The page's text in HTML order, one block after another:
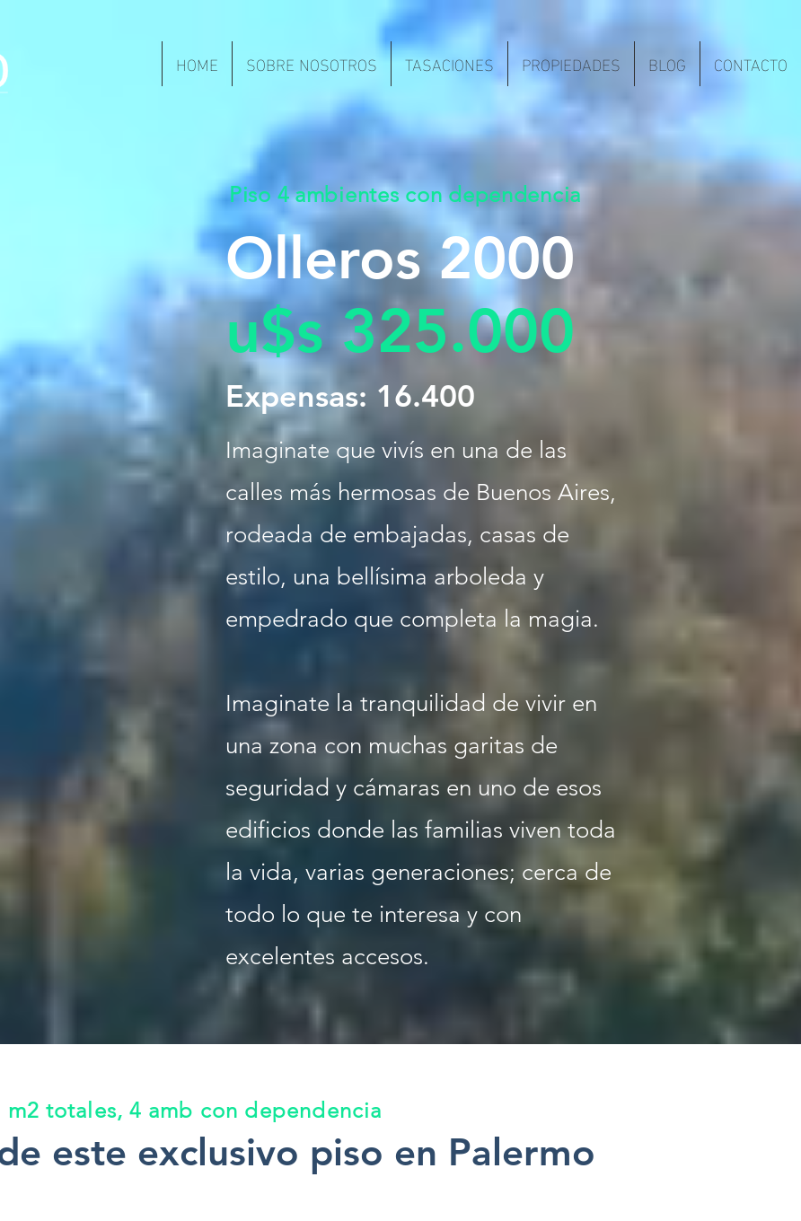
HOME SOBRE NOSOTROS TASACIONES PROPIEDADES BLOG CONTACTO
Piso 4 ambientes con dependencia
Olleros 2000
u$s 325.000
Expensas: 16.400
Imaginate que vivís en una de las
calles más hermosas de Buenos Aires,
rodeada de embajadas, casas de
estilo, una bellísima arboleda y
empedrado que completa la magia.
Imaginate la tranquilidad de vivir en
una zona con muchas garitas de
seguridad y cámaras en uno de esos
edificios donde las familias viven toda
la vida, varias generaciones; cerca de
todo lo que te interesa y con
excelentes accesos.
totales, 4 amb con dependencia
este exclusivo piso en Palermo